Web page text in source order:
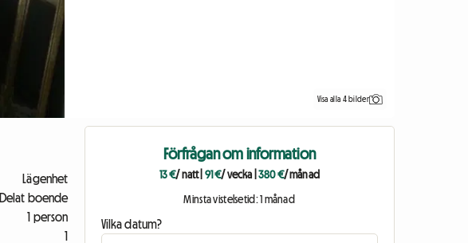
Visa alla 4 bilder
Lägenhet
Delat boende
1 person
1
Förfrågan om information
13 €/ natt| 91 €/ vecka 380 €/ månad
Minsta vistelsetid: 1 månad
Vilka datum?